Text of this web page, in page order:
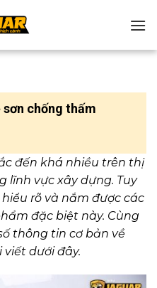
chống thấm
đến khá nhiều trên thị
lĩnh vực xây dựng. Tuy
rõ và nắm được các
đặc biệt này. Cùng
thông tin cơ bản về
dưới đây.